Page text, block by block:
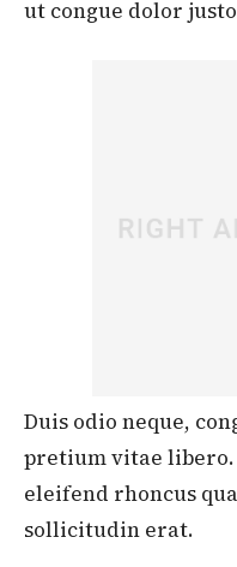
ut congue dolor
Duis odio neque,
pretium vitae libero.
eleifend rhoncus
sollicitudin erat.